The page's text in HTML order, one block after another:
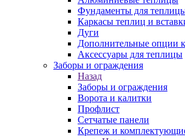
Фундаменты для
Каркасы теплиц и
Дуги
Дополнительные опции
Аксессуары для теплицы
Заборы и ограждения
Назад
Заборы и ограждения
Ворота и калитки
Профлист
Сетчатые панели
Крепеж и